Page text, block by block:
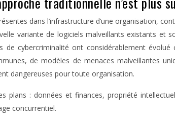
dans l’infrastructure d’une organisation,
variante de logiciels malveillants existants et
cybercriminalité ont considérablement
de modèles de menaces malveillantes
dangereuses pour toute organisation.
: données et finances, propriété
concurrentiel.